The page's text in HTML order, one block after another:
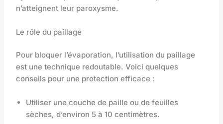
n’atteignent leur paroxysme.
Le rôle du paillage
Pour bloquer l’évaporation, l’utilisation du paillage
est une technique redoutable. Voici quelques
conseils pour une protection efficace :
Utiliser une couche de paille ou de feuilles
sèches, d’environ 5 à 10 centimètres.